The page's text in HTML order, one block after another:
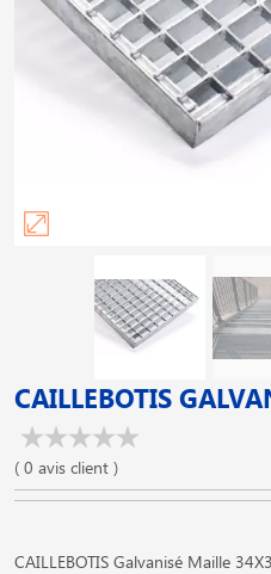
CAILLEBOTIS
( 0 avis client )
CAILLEBOTIS Galvanisé Maille